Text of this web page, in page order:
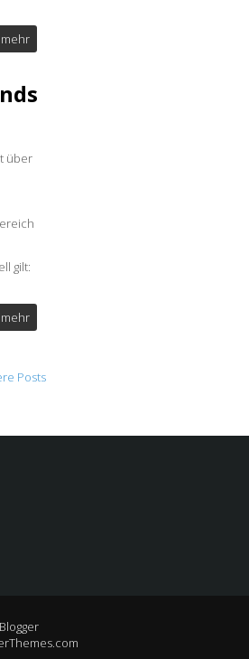
mehr
über
gilt:
mehr
Posts
Blogger